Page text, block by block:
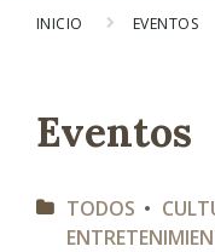
INICIO EVENTOS
Eventos
C
TODOS